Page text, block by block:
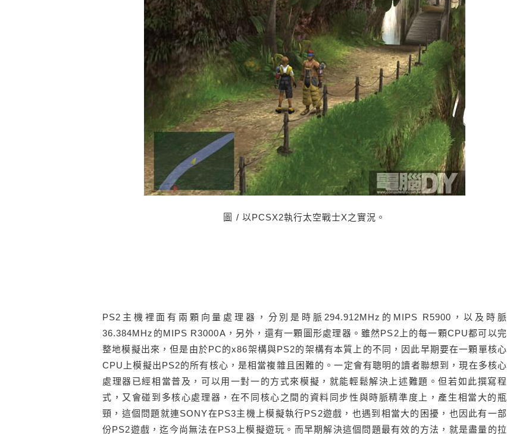
圖 / 以PCSX2執行太空戰士X之實況。
PS2主機裡面有兩顆向量處理器，分別是時脈294.912MHz的MIPS R5900，以及時脈
36.384MHz的MIPS R3000A，另外，還有一顆圖形處理器。雖然PS2上的每一顆CPU都可以完
整地模擬出來，但是由於PC的x86架構與PS2的架構有本質上的不同，因此早期要在一顆單核心
CPU上模擬出PS2的所有核心，是相當複雜且困難的。一定會有聰明的讀者聯想到，現在多核心
處理器已經相當普及，可以用一對一的方式來模擬，就能輕鬆解決上述難題。但若如此撰寫程
式，又會碰到多核心處理器，在不同核心之間的資料同步性與時脈精準度上，產生相當大的瓶
頸，這個問題就連SONY在PS3主機上模擬執行PS2遊戲，也遇到相當大的困擾，也因此有一部
份PS2遊戲，迄今尚無法在PS3上模擬遊玩。而早期解決這個問題最有效的方法，就是盡量的拉